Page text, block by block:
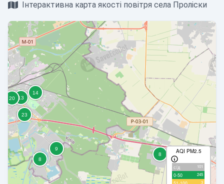
Інтерактивна карта якості повітря села Проліски
AQI PM2.5
с/д 101
0-50 245
3